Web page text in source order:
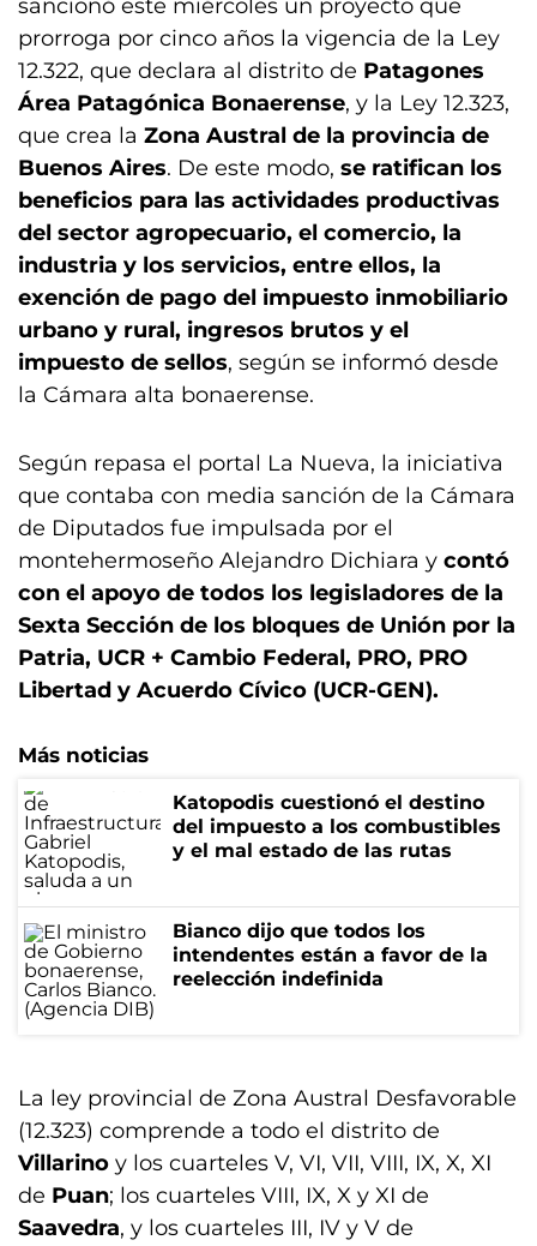
sancionó este miércoles un proyecto que
prorroga por cinco años la vigencia de la Ley
12.322, que declara al distrito de Patagones
Área Patagónica Bonaerense, y la Ley 12.323,
que crea la Zona Austral de la provincia de
Buenos Aires. De este modo, se ratifican los
beneficios para las actividades productivas
del sector agropecuario, el comercio, la
industria y los servicios, entre ellos, la
exención de pago del impuesto inmobiliario
urbano y rural, ingresos brutos y el
impuesto de sellos, según se informó desde
la Cámara alta bonaerense.
Según repasa el portal La Nueva, la iniciativa
que contaba con media sanción de la Cámara
de Diputados fue impulsada por el
montehermoseño Alejandro Dichiara y contó
con el apoyo de todos los legisladores de la
Sexta Sección de los bloques de Unión por la
Patria, UCR + Cambio Federal, PRO, PRO
Libertad y Acuerdo Cívico (UCR-GEN).
Más noticias
Katopodis cuestionó el destino
del impuesto a los combustibles
y el mal estado de las rutas
Bianco dijo que todos los
intendentes están a favor de la
reelección indefinida
La ley provincial de Zona Austral Desfavorable
(12.323) comprende a todo el distrito de
Villarino y los cuarteles V, VI, VII, VIII, IX, X, XI
de Puan; los cuarteles VIII, IX, X y XI de
Saavedra, y los cuarteles III, IV y V de